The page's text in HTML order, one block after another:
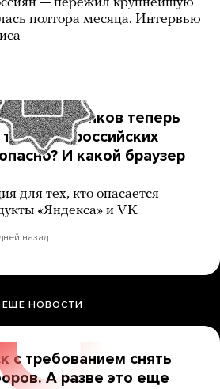
полтора месяца. Интервью
других банков теперь
в российских
И какой браузер
для тех, кто опасается
«Яндекса» и VK
назад
ЕЩЕ НОВОСТИ
с требованием снять
А разве это еще